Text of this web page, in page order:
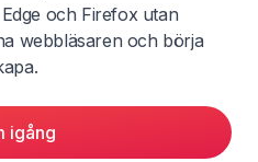
och Firefox utan
webbläsaren och börja
igång